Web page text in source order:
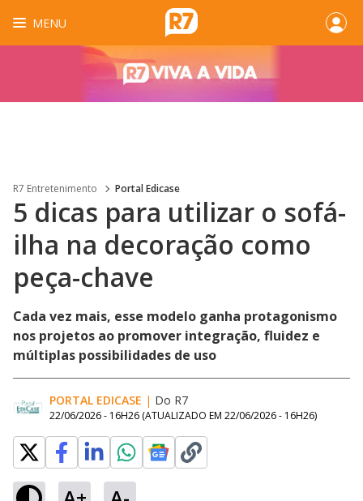
MENU
R7 Entretenimento Portal Edicase
5 dicas para utilizar o sofá-
ilha na decoração como
peça-chave
Cada vez mais, esse modelo ganha protagonismo
nos projetos ao promover integração, fluidez e
múltiplas possibilidades de uso
PORTAL EDICASE | Do R7
22/06/2026 - 16H26 (ATUALIZADO EM 22/06/2026 - 16H26)